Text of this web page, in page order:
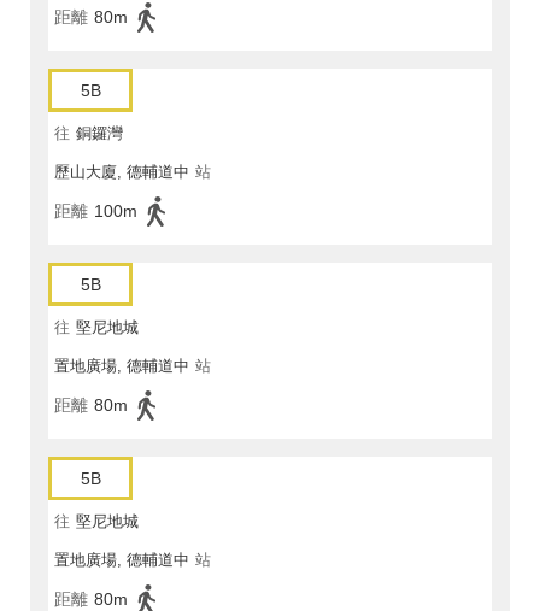
距離 80m
5B
往 銅鑼灣
歷山大廈, 德輔道中 站
距離 100m
5B
往 堅尼地城
置地廣場, 德輔道中 站
距離 80m
5B
往 堅尼地城
置地廣場, 德輔道中 站
距離 80m